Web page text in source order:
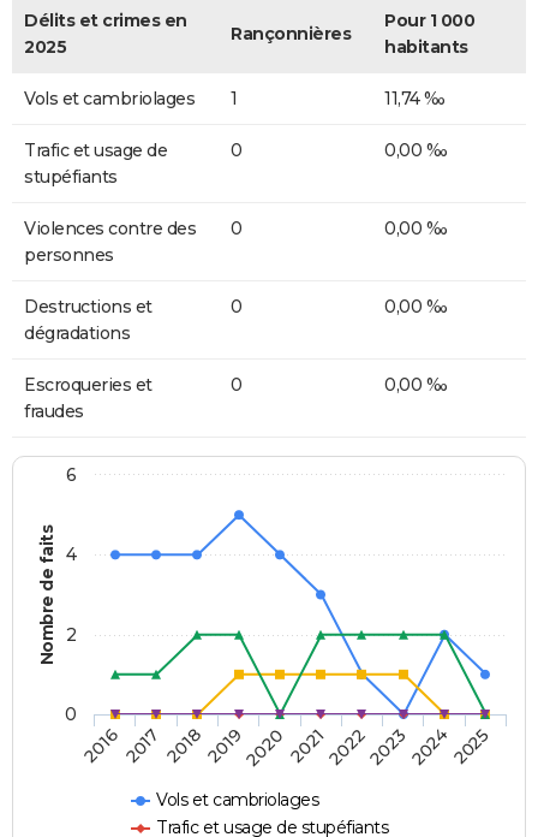
Délits et crimes en
2025
Rançonnières
Pour 1 000
habitants
Vols et cambriolages 1 11,74 ‰
Trafic et usage de
stupéfiants
0 0,00 ‰
Violences contre des
personnes
0 0,00 ‰
Destructions et
dégradations
0 0,00 ‰
Escroqueries et
fraudes
0 0,00 ‰
Nombre de faits
Vols et cambriolages
Trafic et usage de stupéfiants
20162017 20182019202020212022202320242025
0
2
4
6